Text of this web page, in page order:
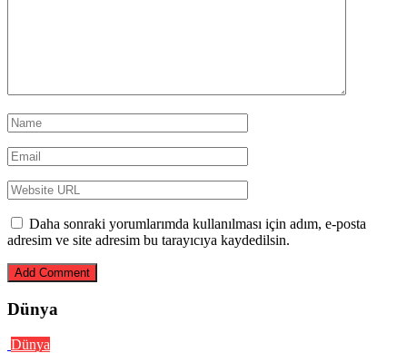
Daha sonraki yorumlarımda kullanılması için adım, e-posta
adresim ve site adresim bu tarayıcıya kaydedilsin.
Dünya
Dünya